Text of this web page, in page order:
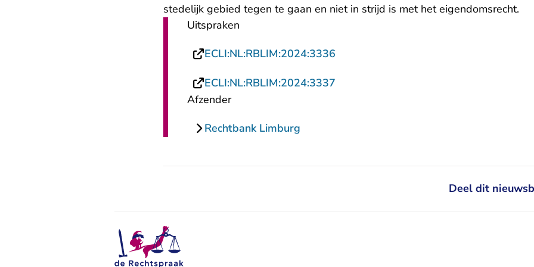
stedelijk gebied tegen te gaan en niet in strijd is met het eigendomsrecht.
Uitspraken
ECLI:NL:RBLIM:2024:3336
ECLI:NL:RBLIM:2024:3337
Afzender
Rechtbank Limburg
Deel dit